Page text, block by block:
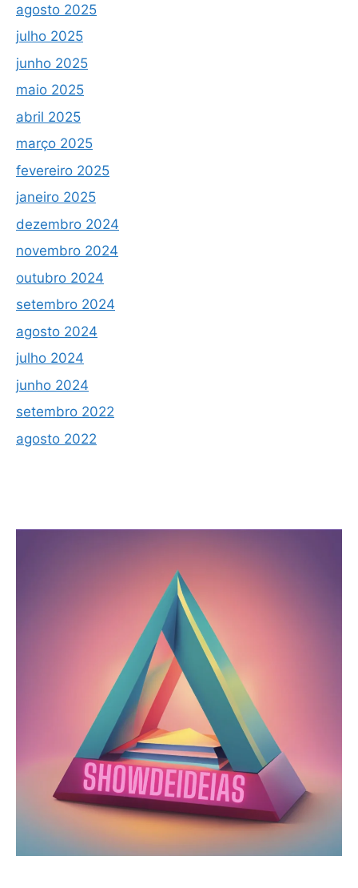
agosto 2025
julho 2025
junho 2025
maio 2025
abril 2025
março 2025
fevereiro 2025
janeiro 2025
dezembro 2024
novembro 2024
outubro 2024
setembro 2024
agosto 2024
julho 2024
junho 2024
setembro 2022
agosto 2022